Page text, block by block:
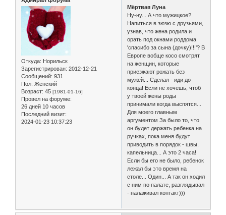
Откуда: Норильск
Зарегистрирован: 2012-12-21
Сообщений: 931
Пол: Женский
Возраст: 45 [1981-01-16]
Провел на форуме:
26 дней 10 часов
Последний визит:
2024-01-23 10:37:23
Мёртвая Луна
Ну-ну... А что мужицкое?
Напиться в зюзю с друзьями,
узнав, что жена родила и
орать под окнами роддома
'спасибо за сына (дочку)!!!'? В
Европе вобще косо смотрят
на женщин, которые
приезжают рожать без
мужей... Сделал - иди до
конца! Если не хочешь, чтоб
у твоей жены роды
принимали когда выспятся...
Для моего главным
аргументом За было то, что
он будет держать ребенка на
ручках, пока меня будут
приводить в порядок - швы,
капельница... А это 2 часа!
Если бы его не было, ребенок
лежал бы это время на
столе... Один... А так он ходил
с ним по палате, разглядывал
- налаживал контакт)))